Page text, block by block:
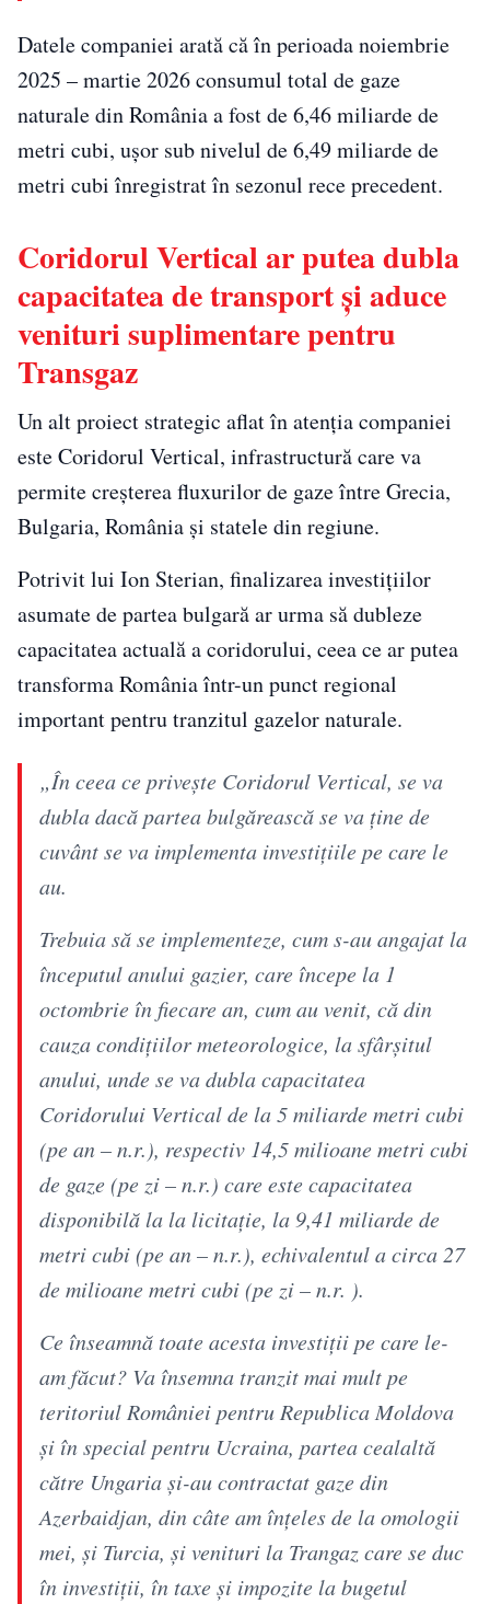
Datele companiei arată că în perioada noiembrie
2025 – martie 2026 consumul total de gaze
naturale din România a fost de 6,46 miliarde de
metri cubi, ușor sub nivelul de 6,49 miliarde de
metri cubi înregistrat în sezonul rece precedent.
Coridorul Vertical ar putea dubla
capacitatea de transport și aduce
venituri suplimentare pentru
Transgaz
Un alt proiect strategic aflat în atenția companiei
este Coridorul Vertical, infrastructură care va
permite creșterea fluxurilor de gaze între Grecia,
Bulgaria, România și statele din regiune.
Potrivit lui Ion Sterian, finalizarea investițiilor
asumate de partea bulgară ar urma să dubleze
capacitatea actuală a coridorului, ceea ce ar putea
transforma România într-un punct regional
important pentru tranzitul gazelor naturale.
„În ceea ce privește Coridorul Vertical, se va
dubla dacă partea bulgărească se va ține de
cuvânt se va implementa investițiile pe care le
au.
Trebuia să se implementeze, cum s-au angajat la
începutul anului gazier, care începe la 1
octombrie în fiecare an, cum au venit, că din
cauza condițiilor meteorologice, la sfârșitul
anului, unde se va dubla capacitatea
Coridorului Vertical de la 5 miliarde metri cubi
(pe an – n.r.), respectiv 14,5 milioane metri cubi
de gaze (pe zi – n.r.) care este capacitatea
disponibilă la la licitație, la 9,41 miliarde de
metri cubi (pe an – n.r.), echivalentul a circa 27
de milioane metri cubi (pe zi – n.r. ).
Ce înseamnă toate acesta investiții pe care le-
am făcut? Va însemna tranzit mai mult pe
teritoriul României pentru Republica Moldova
și în special pentru Ucraina, partea cealaltă
către Ungaria și-au contractat gaze din
Azerbaidjan, din câte am înțeles de la omologii
mei, și Turcia, și venituri la Trangaz care se duc
în investiții, în taxe și impozite la bugetul